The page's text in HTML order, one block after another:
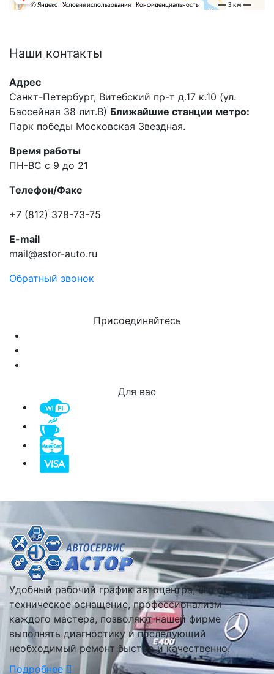
Наши контакты
Адрес
Санкт-Петербург, Витебский пр-т д.17 к.10 (ул.
Бассейная 38 лит.В) Ближайшие станции метро:
Парк победы Московская Звездная.
Время работы
ПН-ВС с 9 до 21
Телефон/Факс
+7 (812) 378-73-75
E-mail
mail@astor-auto.ru
Обратный звонок
Присоединяйтесь
Для вас
Удобный рабочий график автоцентра, его отличное
техническое оснащение, профессионализм
каждого мастера, позволяют нашей фирме
выполнять диагностику и последующий
необходимый ремонт быстро и качественно.
Подробнее